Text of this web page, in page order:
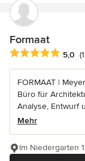
Formaat
Durchschnittliche
5,0
FORMAAT |
Büro für
Analyse, Entwurf
Mehr
Im Niedergarten